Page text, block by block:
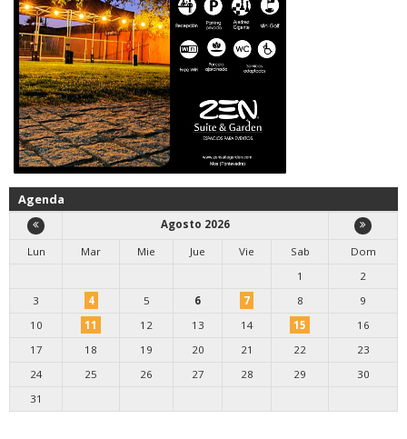
Agenda
Agosto 2026
Lun
Mar Mie Jue Vie Sab
Dom
1
2
3
4 5 6 7 8
9
10
11 12 13 14 15
16
17
18 19 20 21 22
23
24
25 26 27 28 29
30
31